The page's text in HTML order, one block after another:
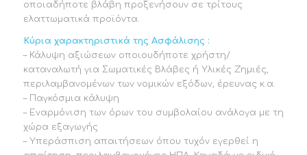
οποιαδήποτε βλάβη προξενήσουν σε τρίτους
ελαττωματικά προϊόντα.
Κύρια χαρακτηριστικά της Ασφάλισης :
– Κάλυψη αξιώσεων οποιουδήποτε χρήστη/
καταναλωτή για Σωματικές Βλάβες ή Υλικές Ζημιές,
περιλαμβανομένων των νομικών εξόδων, έρευνας κ.α.
– Παγκόσμια κάλυψη
– Εναρμόνιση των όρων του συμβολαίου ανάλογα με τη
χώρα εξαγωγής
– Υπεράσπιση απαιτήσεων όπου τυχόν εγερθεί η